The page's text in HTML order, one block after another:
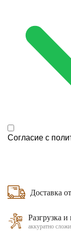
Согласие с
Доставка от
Разгрузка
аккуратно